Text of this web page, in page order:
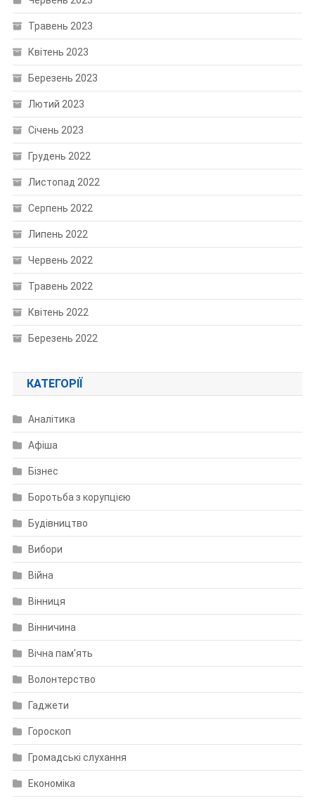
Травень 2023
Квітень 2023
Березень 2023
Лютий 2023
Січень 2023
Грудень 2022
Листопад 2022
Серпень 2022
Липень 2022
Червень 2022
Травень 2022
Квітень 2022
Березень 2022
КАТЕГОРІЇ
Аналітика
Афіша
Бізнес
Боротьба з корупцією
Будівництво
Вибори
Війна
Вінниця
Вінничина
Вічна пам'ять
Волонтерство
Гаджети
Гороскоп
Громадські слухання
Економіка